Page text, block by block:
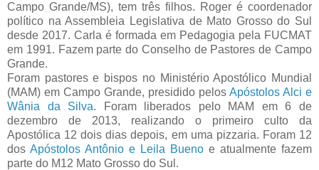
Campo Grande/MS), tem três filhos. Roger é coordenador
político na Assembleia Legislativa de Mato Grosso do Sul
desde 2017. Carla é formada em Pedagogia pela FUCMAT
em 1991. Fazem parte do Conselho de Pastores de Campo
Grande.
Foram pastores e bispos no Ministério Apostólico Mundial
(MAM) em Campo Grande, presidido pelos Apóstolos Alci e
Wânia da Silva. Foram liberados pelo MAM em 6 de
dezembro de 2013, realizando o primeiro culto da
Apostólica 12 dois dias depois, em uma pizzaria. Foram 12
dos Apóstolos Antônio e Leila Bueno e atualmente fazem
parte do M12 Mato Grosso do Sul.